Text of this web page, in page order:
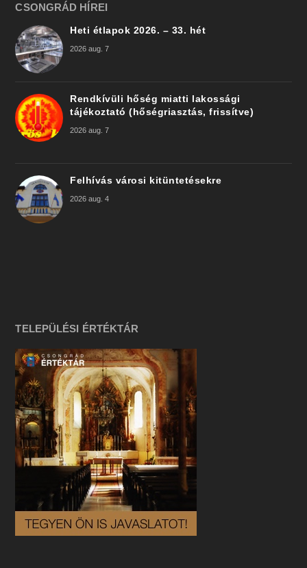
CSONGRÁD HÍREI
Heti étlapok 2026. – 33. hét
2026 aug. 7
Rendkívüli hőség miatti lakossági
tájékoztató (hőségriasztás, frissítve)
2026 aug. 7
Felhívás városi kitüntetésekre
2026 aug. 4
TELEPÜLÉSI ÉRTÉKTÁR